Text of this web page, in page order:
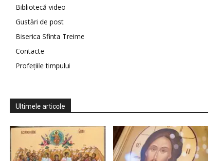
Bibliotecă video
Gustări de post
Biserica Sfinta Treime
Contacte
Profețiile timpului
Ultimele articole